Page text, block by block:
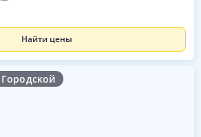
Найти цены
Городской